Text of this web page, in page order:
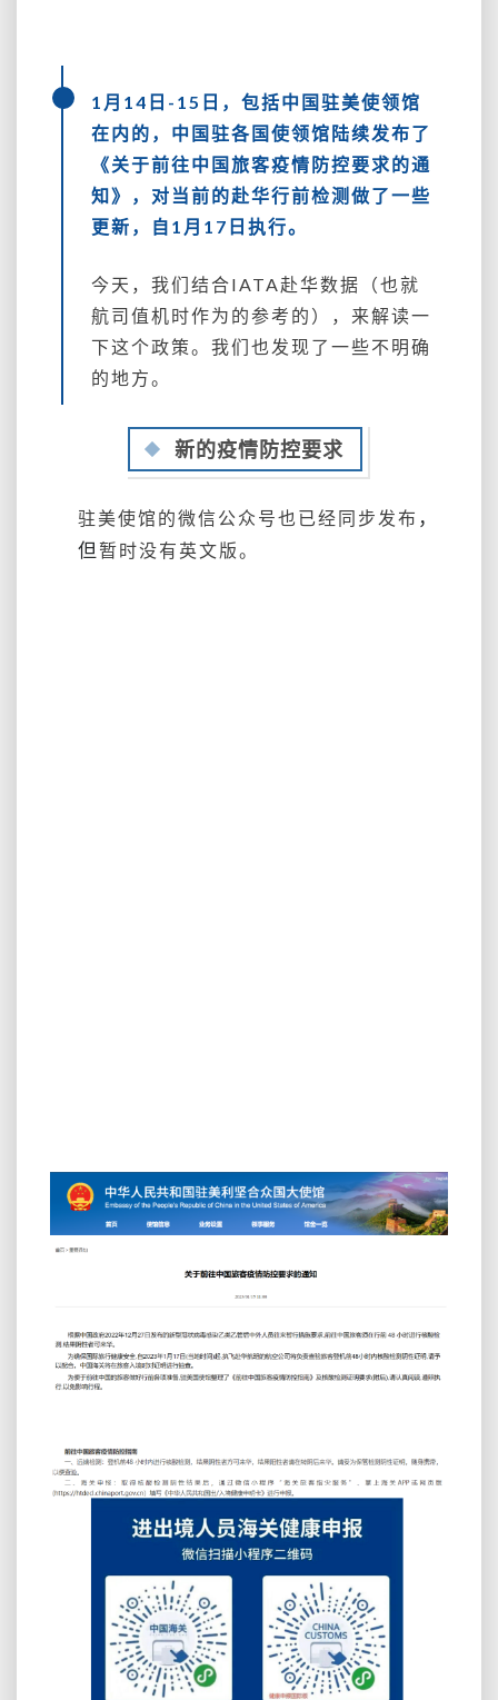
一
些
不
明
确
的
地
1月14日-15日，包括中国驻美使领馆
在内的，中国驻各国使领馆陆续发布了
《关于前往中国旅客疫情防控要求的通
知》，对当前的赴华行前检测做了一些
更新，自1月17日执行。
今天，我们结合IATA赴华数据（也就
航司值机时作为的参考的），来解读一
下这个政策。我们也发现了一些不明确
的地方。
新的疫情防控要求
驻美使馆的微信公众号也已经同步发布 ，
但 暂时没有英文版。